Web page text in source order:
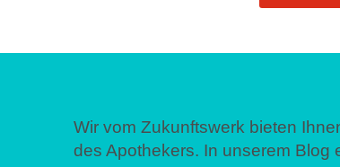
Wir vom Zukunftswerk bieten
des Apothekers. In unserem Blog